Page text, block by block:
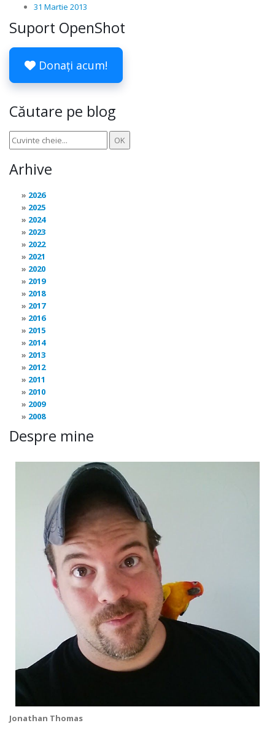
31 Martie 2013
Suport OpenShot
Donați acum!
Căutare pe blog
Arhive
2026
2025
2024
2023
2022
2021
2020
2019
2018
2017
2016
2015
2014
2013
2012
2011
2010
2009
2008
Despre mine
Jonathan Thomas